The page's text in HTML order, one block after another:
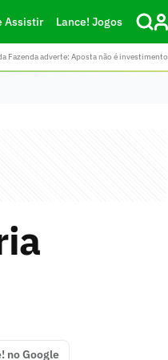
Assistir Lance! Jogos
Fazenda adverte: Aposta não é investimento
no Google